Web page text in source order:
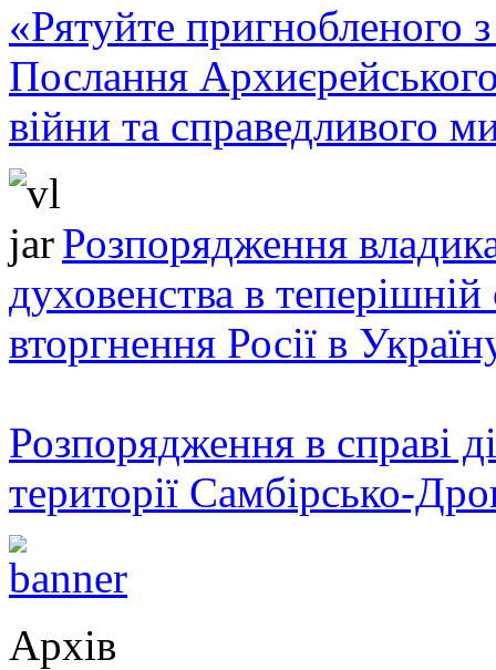
«Рятуйте пригнобленого
Послання
війни та справедливого
Розпорядження
духовенства в теперішній
вторгнення Росії в
Розпорядження в справі
території Самбірсько-
Архів